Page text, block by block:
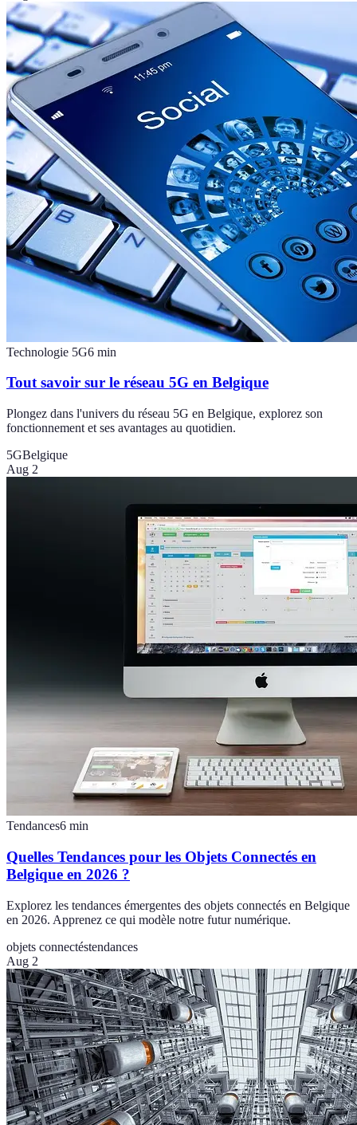
Technologie 5G6 min
Tout savoir sur le réseau 5G en Belgique
Plongez dans l'univers du réseau 5G en Belgique, explorez son
fonctionnement et ses avantages au quotidien.
5GBelgique
Aug 2
Tendances6 min
Quelles Tendances pour les Objets Connectés en
Belgique en 2026 ?
Explorez les tendances émergentes des objets connectés en Belgique
en 2026. Apprenez ce qui modèle notre futur numérique.
objets connectéstendances
Aug 2